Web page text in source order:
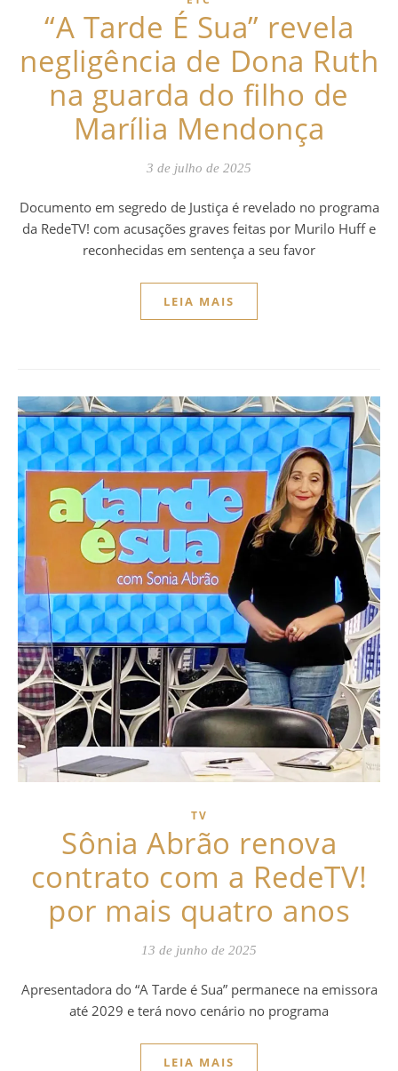
“A Tarde É Sua” revela
negligência de Dona Ruth
na guarda do filho de
Marília Mendonça
3 de julho de 2025
Documento em segredo de Justiça é revelado no programa
da RedeTV! com acusações graves feitas por Murilo Huff e
reconhecidas em sentença a seu favor
LEIA MAIS
TV
Sônia Abrão renova
contrato com a RedeTV!
por mais quatro anos
13 de junho de 2025
Apresentadora do “A Tarde é Sua” permanece na emissora
até 2029 e terá novo cenário no programa
LEIA MAIS